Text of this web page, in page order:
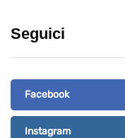
Seguici
Facebook
Instagram